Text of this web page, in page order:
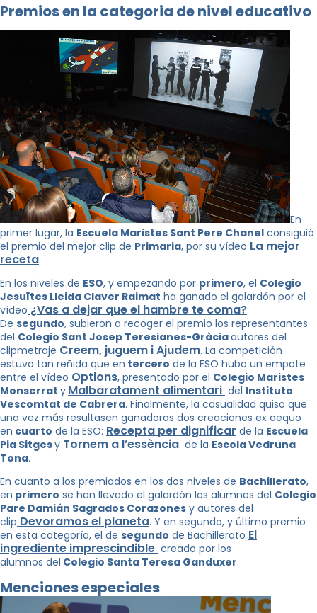
Premios en la categoria de nivel educativo
En
primer lugar, la Escuela Maristes Sant Pere Chanel consiguió
el premio del mejor clip de Primaria, por su vídeo La mejor
receta.
En los niveles de ESO, y empezando por primero, el Colegio
Jesuïtes Lleida Claver Raimat ha ganado el galardón por el
vídeo ¿Vas a dejar que el hambre te coma?.
De segundo, subieron a recoger el premio los representantes
del Colegio Sant Josep Teresianes-Gràciaautores del
clipmetraje Creem, juguem i Ajudem. La competición
estuvo tan reñida que en tercero de la ESO hubo un empate
entre el vídeo Options, presentado por el Colegio Maristes
Monserrat y Malbaratament alimentari del Instituto
Vescomtat de Cabrera. Finalmente, la casualidad quiso que
una vez más resultasen ganadoras dos creaciones ex aequo
en cuarto de la ESO: Recepta per dignificar de la Escuela
Pia Sitgesy Tornem a l’essència de la Escola Vedruna
Tona.
En cuanto a los premiados en los dos niveles de Bachillerato,
en primero se han llevado el galardón los alumnos del Colegio
Pare Damián Sagrados Corazones y autores del
clip Devoramos el planeta. Y en segundo, y último premio
en esta categoría, el de segundo de Bachillerato El
ingrediente imprescindible creado por los
alumnos del Colegio Santa Teresa Ganduxer.
Menciones especiales